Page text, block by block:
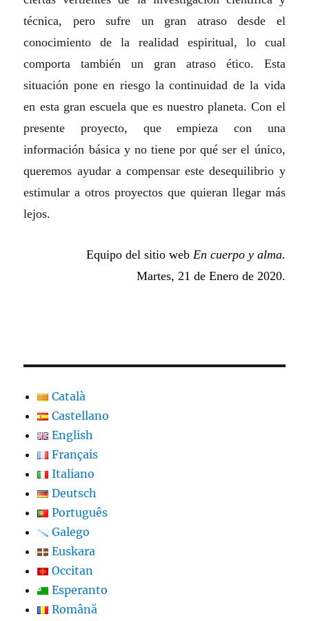
técnica, pero sufre un gran atraso desde el
conocimiento de la realidad espiritual, lo cual
comporta también un gran atraso ético. Esta
situación pone en riesgo la continuidad de la vida
en esta gran escuela que es nuestro planeta. Con el
presente proyecto, que empieza con una
información básica y no tiene por qué ser el único,
queremos ayudar a compensar este desequilibrio y
estimular a otros proyectos que quieran llegar más
lejos.
Equipo del sitio web En cuerpo y alma.
Martes, 21 de Enero de 2020.
Català
Castellano
English
Français
Italiano
Deutsch
Português
Galego
Euskara
Occitan
Esperanto
Română